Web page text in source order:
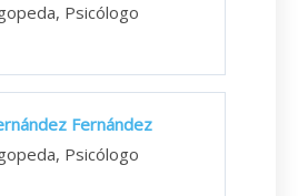
Psicólogo
Fernández
Psicólogo